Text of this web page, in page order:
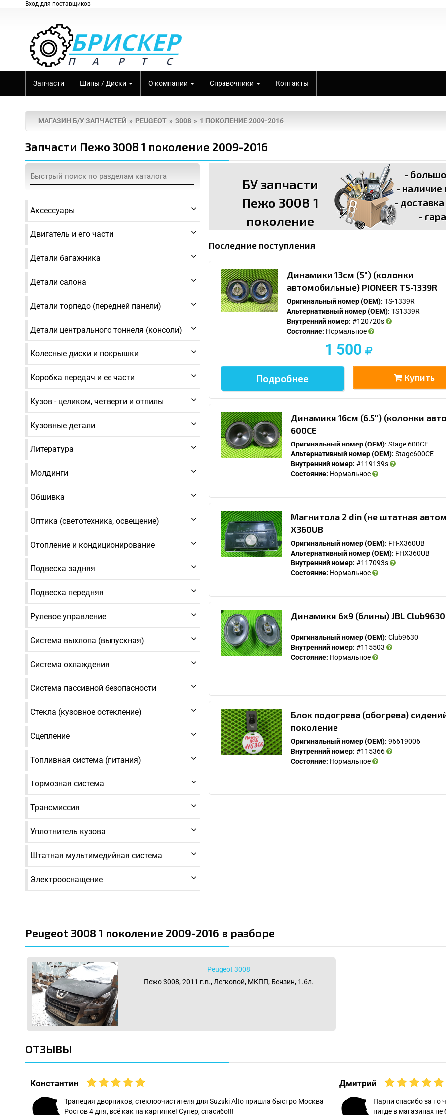
Вход для поставщиков
Запчасти Шины / Диски О компании Справочники Контакты
МАГАЗИН Б/У ЗАПЧАСТЕЙ PEUGEOT 3008 1 ПОКОЛЕНИЕ 2009-2016
Запчасти Пежо 3008 1 поколение 2009-2016
Аксессуары
Двигатель и его части
Детали багажника
Детали салона
Детали торпедо (передней панели)
Детали центрального тоннеля (консоли)
Колесные диски и покрышки
Коробка передач и ее части
Кузов - целиком, четверти и отпилы
Кузовные детали
Литература
Молдинги
Обшивка
Оптика (светотехника, освещение)
Отопление и кондиционирование
Подвеска задняя
Подвеска передняя
Рулевое управление
Система выхлопа (выпускная)
Система охлаждения
Система пассивной безопасности
Стекла (кузовное остекление)
Сцепление
Топливная система (питания)
Тормозная система
Трансмиссия
Уплотнитель кузова
Штатная мультимедийная система
Электрооснащение
ДТП
пожара
проблемами
БУ запчасти
Пежо 3008 1
поколение
-
- наличие
-
-
Последние поступления
Динамики 13см (5") (колонки
автомобильные) PIONEER TS-1339R
Оригинальный номер (OEM): TS-1339R
Альтернативный номер (OEM): TS1339R
Внутренний номер: #120720s
Состояние: Нормальное
1 500
Подробнее Купить
Динамики 16см (6.5") (колонки
600CE
Оригинальный номер (OEM): Stage 600CE
Альтернативный номер (OEM): Stage600CE
Внутренний номер: #119139s
Состояние: Нормальное
Магнитола 2 din (не штатная
X360UB
Оригинальный номер (OEM): FH-X360UB
Альтернативный номер (OEM): FHX360UB
Внутренний номер: #117093s
Состояние: Нормальное
Динамики 6х9 (блины) JBL Club9630
Оригинальный номер (OEM): Club9630
Внутренний номер: #115503
Состояние: Нормальное
Блок подогрева (обогрева)
поколение
Оригинальный номер (OEM): 96619006
Внутренний номер: #115366
Состояние: Нормальное
Peugeot 3008 1 поколение 2009-2016 в разборе
Peugeot 3008
Пежо 3008, 2011 г.в., Легковой, МКПП, Бензин, 1.6л.
ОТЗЫВЫ
Константин
Трапеция дворников, стеклоочистителя для Suzuki Alto пришла быстро Москва
Ростов 4 дня, всё как на картинке! Супер, спасибо!!!
Дмитрий
Парни спасибо за то
нигде в магазинах
У Вас возникли вопросы? Вы не нашли нужную
Вам деталь?
Заполните форму ниже и мы Вам перезвоним.